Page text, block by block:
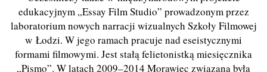
edukacyjnym „Essay Film Studio” prowadzonym przez
laboratorium nowych narracji wizualnych Szkoły Filmowej
w Łodzi. W jego ramach pracuje nad eseistycznymi
formami filmowymi. Jest stałą felietonistką miesięcznika
„Pismo”. W latach 2009–2014 Morawiec związana była